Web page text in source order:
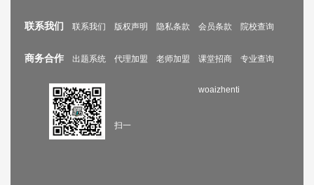
联系我们 联系我们 版权声明 隐私条款 会员条款 院校查询
商务合作 出题系统 代理加盟 老师加盟 课堂招商 专业查询
扫一
woaizhenti